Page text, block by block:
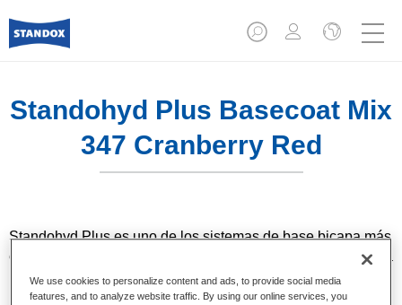
Standohyd Plus Basecoat Mix
347 Cranberry Red
Standohyd Plus es uno de los sistemas de base bicapa más
eficientes, de eficacia probada, para turismos. Es un sistema
base agua con un bajo contenido en disolvente y
respetuosa con el medio ambiente, que ofrece una
We use cookies to personalize content and ads, to provide social media
features, and to analyze website traffic. By using our online services, you